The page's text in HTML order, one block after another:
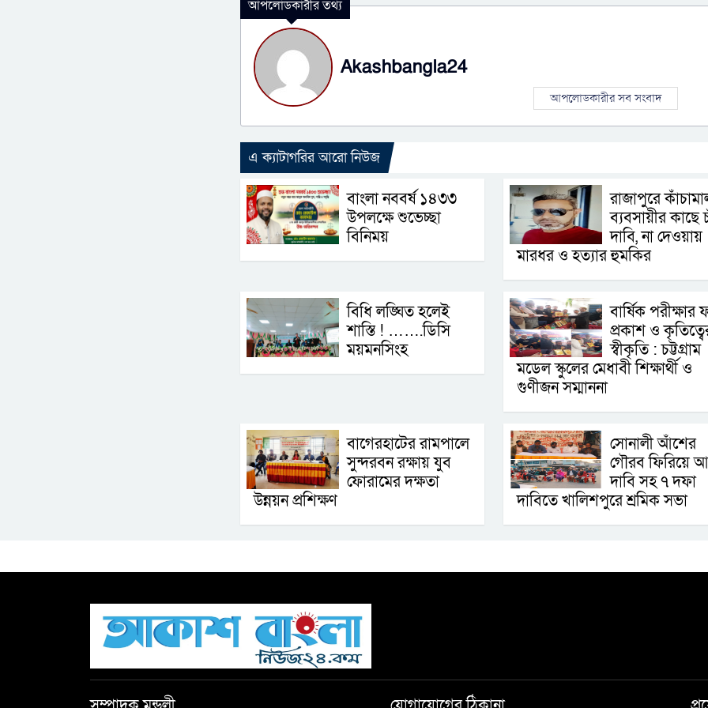
আপলোডকারীর তথ্য
Akashbangla24
আপলোডকারীর সব সংবাদ
এ ক্যাটাগরির আরো নিউজ
বাংলা নববর্ষ ১৪৩৩
উপলক্ষে শুভেচ্ছা
বিনিময়
রাজাপুরে
ব্যবসায়ীর কাছে
দাবি, না দেওয়ায়
মারধর ও হত্যার হুমকির
বিধি লঙ্ঘিত হলেই
শাস্তি ! …….ডিসি
ময়মনসিংহ
বার্ষিক পরীক্ষার
প্রকাশ ও
স্বীকৃতি : চট্টগ্রাম
মডেল স্কুলের মেধাবী শিক্ষার্থী ও
গুণীজন সম্মাননা
বাগেরহাটের রামপালে
সুন্দরবন রক্ষায় যুব
ফোরামের দক্ষতা
উন্নয়ন প্রশিক্ষণ
সোনালী আঁশের
গৌরব ফিরিয়ে
দাবি সহ ৭ দফা
দাবিতে খালিশপুরে শ্রমিক সভা